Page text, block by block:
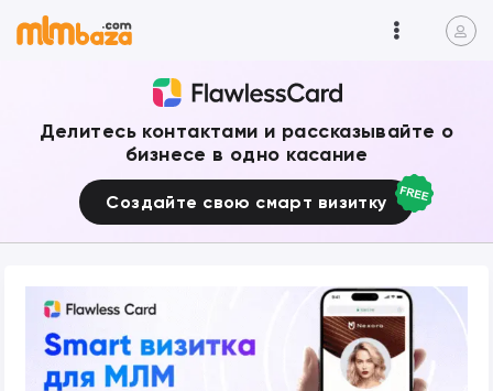
Делитесь контактами и рассказывайте о
бизнесе в одно касание
Создайте свою смарт визитку